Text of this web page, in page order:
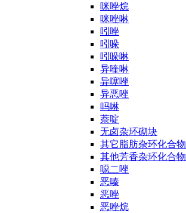
咪唑烷
咪唑啉
吲唑
吲哚
吲哚啉
异喹啉
异噻唑
异恶唑
吗啉
萘啶
无卤杂环砌块
其它脂肪杂环化合物
其他芳香杂环化合物
噁二唑
恶嗪
恶唑
恶唑烷